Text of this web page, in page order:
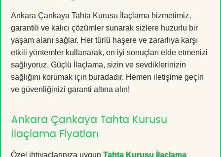
Ankara Çankaya Tahta Kurusu İlaçlama hizmetimiz,
garantili ve kalıcı çözümler sunarak sizlere huzurlu bir
yaşam alanı sağlar. Her türlü haşere ve zararlıya karşı
etkili yöntemler kullanarak, en iyi sonuçları elde etmenizi
sağlıyoruz. Güçlü İlaçlama, sizin ve sevdiklerinizin
sağlığını korumak için buradadır. Hemen iletişime geçin
ve güvenliğinizi garanti altına alın!
Ankara Çankaya Tahta Kurusu
İlaçlama Fiyatları
Özel ihtiyaçlarınıza uygun Tahta Kurusu İlaçlama